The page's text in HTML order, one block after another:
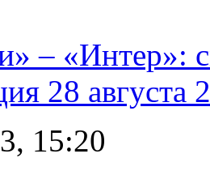
– «Интер»:
28 августа
15:20